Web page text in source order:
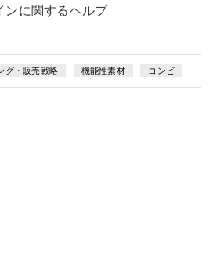
ンに関するヘルプ
グ・販売戦略 機能性素材 コンビ